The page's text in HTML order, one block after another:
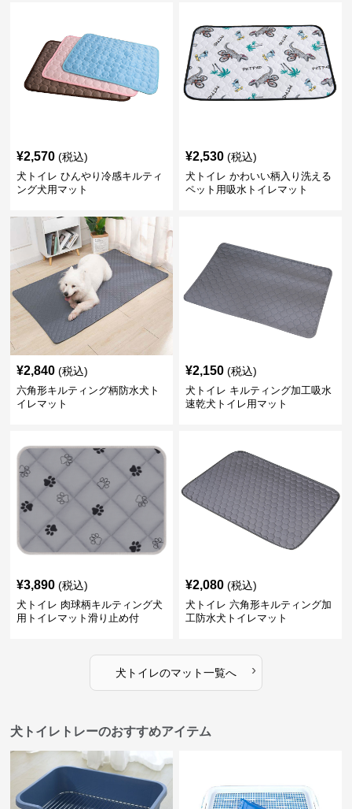
¥2,570 (税込)
犬トイレ ひんやり冷感キルティ
ング犬用マット
¥2,530 (税込)
犬トイレ かわいい柄入り洗える
ペット用吸水トイレマット
¥2,840 (税込)
六角形キルティング柄防水犬ト
イレマット
¥2,150 (税込)
犬トイレ キルティング加工吸水
速乾犬トイレ用マット
¥3,890 (税込)
犬トイレ 肉球柄キルティング犬
用トイレマット滑り止め付
¥2,080 (税込)
犬トイレ 六角形キルティング加
工防水犬トイレマット
犬トイレのマット一覧へ ›
犬トイレトレーのおすすめアイテム